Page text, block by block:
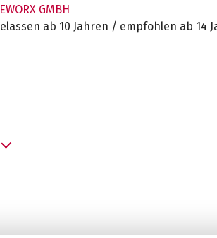
GMBH
ab 10 Jahren / empfohlen ab 14